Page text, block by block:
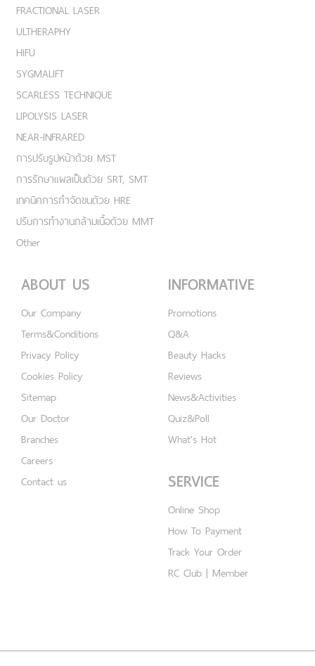
FRACTIONAL LASER
ULTHERAPHY
HIFU
SYGMALIFT
SCARLESS TECHNIQUE
LIPOLYSIS LASER
NEAR-INFRARED
การปรับรูปหน้าด้วย MST
การรักษาแผลเป็นด้วย SRT, SMT
เทคนิคการกำจัดขนด้วย HRE
ปรับการทำงานกล้ามเนื้อด้วย MMT
Other
ABOUT US
Our Company
Terms&Conditions
Privacy Policy
Cookies Policy
Sitemap
Our Doctor
Branches
Careers
Contact us
INFORMATIVE
Promotions
Q&A
Beauty Hacks
Reviews
News&Activities
Quiz&Poll
What's Hot
SERVICE
Online Shop
How To Payment
Track Your Order
RC Club | Member